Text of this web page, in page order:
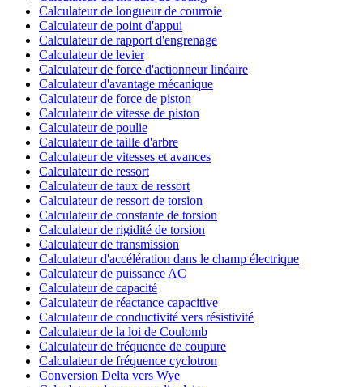
Calculateur de longueur de courroie
Calculateur de point d'appui
Calculateur de rapport d'engrenage
Calculateur de levier
Calculateur de force d'actionneur linéaire
Calculateur d'avantage mécanique
Calculateur de force de piston
Calculateur de vitesse de piston
Calculateur de poulie
Calculateur de taille d'arbre
Calculateur de vitesses et avances
Calculateur de ressort
Calculateur de taux de ressort
Calculateur de ressort de torsion
Calculateur de constante de torsion
Calculateur de rigidité de torsion
Calculateur de transmission
Calculateur d'accélération dans le champ électrique
Calculateur de puissance AC
Calculateur de capacité
Calculateur de réactance capacitive
Calculateur de conductivité vers résistivité
Calculateur de la loi de Coulomb
Calculateur de fréquence de coupure
Calculateur de fréquence cyclotron
Conversion Delta vers Wye